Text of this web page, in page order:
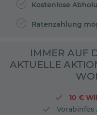
Kostenlose
Ratenzahlung
IMMER AUF
AKTUELLE
10 €
Vorabinfos